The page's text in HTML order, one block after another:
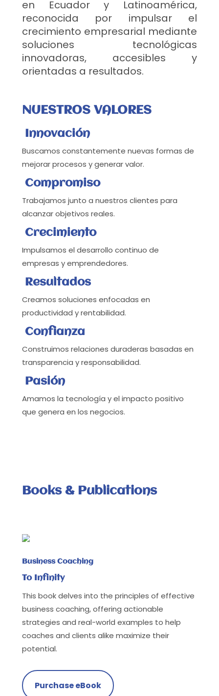
en Ecuador y Latinoamérica,
reconocida por impulsar el
crecimiento empresarial mediante
soluciones tecnológicas
innovadoras, accesibles y
orientadas a resultados.
NUESTROS VALORES
Innovación
Buscamos constantemente nuevas formas de
mejorar procesos y generar valor.
Compromiso
Trabajamos junto a nuestros clientes para
alcanzar objetivos reales.
Crecimiento
Impulsamos el desarrollo continuo de
empresas y emprendedores.
Resultados
Creamos soluciones enfocadas en
productividad y rentabilidad.
Confianza
Construimos relaciones duraderas basadas en
transparencia y responsabilidad.
Pasión
Amamos la tecnología y el impacto positivo
que genera en los negocios.
Books & Publications
Business Coaching
To Infinity
This book delves into the principles of effective
business coaching, offering actionable
strategies and real-world examples to help
coaches and clients alike maximize their
potential.
Purchase eBook